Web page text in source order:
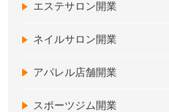
エステサロン開業
ネイルサロン開業
アパレル店舗開業
スポーツジム開業